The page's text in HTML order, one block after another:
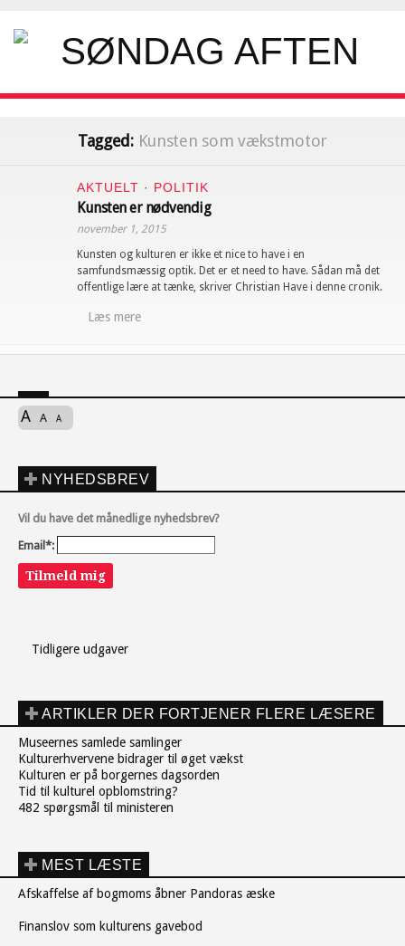
Tagged: Kunsten som vækstmotor
AKTUELT · POLITIK
Kunsten er nødvendig
november 1, 2015
Kunsten og kulturen er ikke et nice to have i en
samfundsmæssig optik. Det er et need to have. Sådan må det
offentlige lære at tænke, skriver Christian Have i denne cronik.
Læs mere
A A A
NYHEDSBREV
Vil du have det månedlige nyhedsbrev?
Email*:
Tilmeld mig
Tidligere udgaver
ARTIKLER DER FORTJENER FLERE LÆSERE
Museernes samlede samlinger
Kulturerhvervene bidrager til øget vækst
Kulturen er på borgernes dagsorden
Tid til kulturel opblomstring?
482 spørgsmål til ministeren
MEST LÆSTE
Afskaffelse af bogmoms åbner Pandoras æske
Finanslov som kulturens gavebod